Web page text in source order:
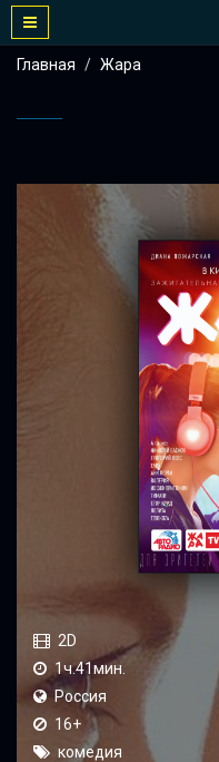
Главная Жара
2D
1ч.41мин.
Россия
16+
комедия